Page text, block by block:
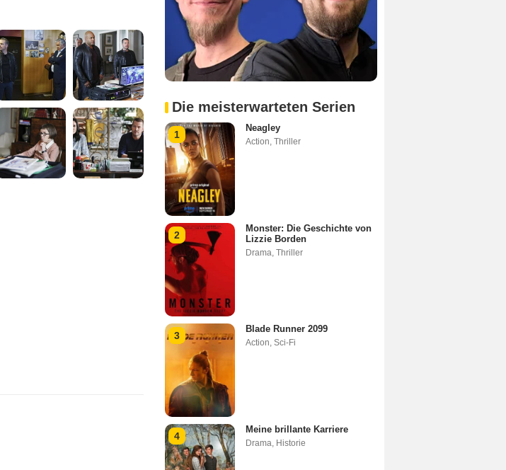
Die meisterwarteten Serien
1
Neagley
Action Thriller
2
Monster: Die Geschichte von
Lizzie Borden
Drama Thriller
3
Blade Runner 2099
Action Sci-Fi
4
Meine brillante Karriere
Drama Historie